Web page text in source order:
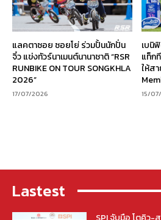
แลคตาซอย ซอยโย่ ร่วมปั้นนักปั่น
จิ๋ว แข่งทัวร์นาเมนต์นานาชาติ “RSR
RUNBIKE ON TOUR SONGKHLA
2026”
17/07/2026
เบนิ
แท็ก
ให้ส
15/
Lastest